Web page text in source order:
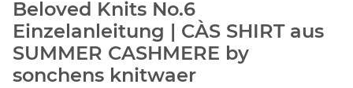
Beloved Knits No.6
Einzelanleitung | CÀS SHIRT aus
SUMMER CASHMERE by
sonchens knitwaer